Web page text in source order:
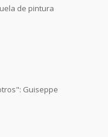
de pintura
Guiseppe